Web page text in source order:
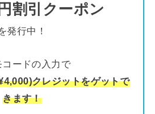
割引クーポン
発行中！
コードの入力で
クレジットをゲットで
きます！